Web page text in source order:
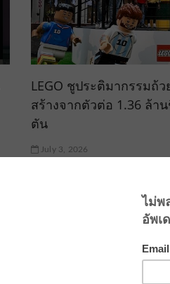
LEGO ชูประติมากรรมถ้
สร้างจากตัวต่อ 1.36 ล้า
ตัน
July 3, 2026